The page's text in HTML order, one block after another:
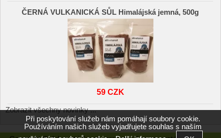
ČERNÁ VULKANICKÁ SŮL Himalájská jemná, 500g
59 CZK
Zobrazit všechny novinky ...
Při poskytování služeb nám pomáhají soubory cookie.
Používáním našich služeb vyjadřujete souhlas s naším